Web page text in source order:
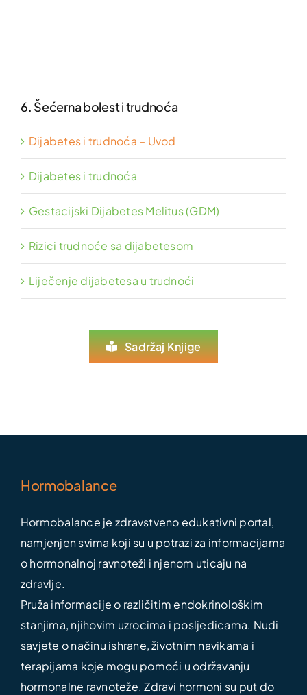
6. Šećerna bolest i trudnoća
Dijabetes i trudnoća – Uvod
Dijabetes i trudnoća
Gestacijski Dijabetes Melitus (GDM)
Rizici trudnoće sa dijabetesom
Liječenje dijabetesa u trudnoći
Sadržaj Knjige
Hormobalance
Hormobalance je zdravstveno edukativni portal,
namjenjen svima koji su u potrazi za informacijama
o hormonalnoj ravnoteži i njenom uticaju na
zdravlje.
Pruža informacije o različitim endokrinološkim
stanjima, njihovim uzrocima i posljedicama. Nudi
savjete o načinu ishrane, životnim navikama i
terapijama koje mogu pomoći u održavanju
hormonalne ravnoteže. Zdravi hormoni su put do